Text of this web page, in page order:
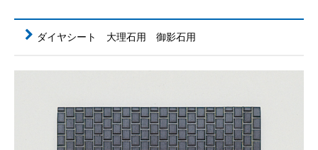
ダイヤシート 大理石用 御影石用